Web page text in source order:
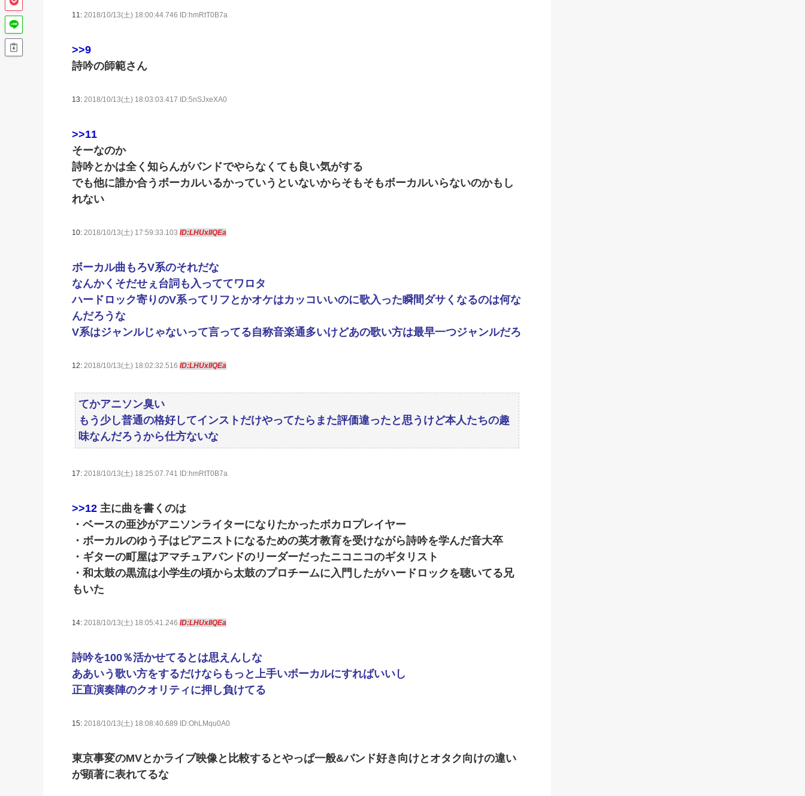
11: 2018/10/13(土) 18:00:44.746 ID:hmRtT0B7a
>>9
詩吟の師範さん
13: 2018/10/13(土) 18:03:03.417 ID:5nSJxeXA0
>>11
そーなのか
詩吟とかは全く知らんがバンドでやらなくても良い気がする
でも他に誰か合うボーカルいるかっていうといないからそもそもボーカルいらないのかもし
れない
10: 2018/10/13(土) 17:59:33.103 ID:LHUxIlQEa
ボーカル曲もろV系のそれだな
なんかくそだせぇ台詞も入っててワロタ
ハードロック寄りのV系ってリフとかオケはカッコいいのに歌入った瞬間ダサくなるのは何な
んだろうな
V系はジャンルじゃないって言ってる自称音楽通多いけどあの歌い方は最早一つジャンルだろ
12: 2018/10/13(土) 18:02:32.516 ID:LHUxIlQEa
てかアニソン臭い
もう少し普通の格好してインストだけやってたらまた評価違ったと思うけど本人たちの趣
味なんだろうから仕方ないな
17: 2018/10/13(土) 18:25:07.741 ID:hmRtT0B7a
>>12 主に曲を書くのは
・ベースの亜沙がアニソンライターになりたかったボカロプレイヤー
・ボーカルのゆう子はピアニストになるための英才教育を受けながら詩吟を学んだ音大卒
・ギターの町屋はアマチュアバンドのリーダーだったニコニコのギタリスト
・和太鼓の黒流は小学生の頃から太鼓のプロチームに入門したがハードロックを聴いてる兄
もいた
14: 2018/10/13(土) 18:05:41.246 ID:LHUxIlQEa
詩吟を100％活かせてるとは思えんしな
ああいう歌い方をするだけならもっと上手いボーカルにすればいいし
正直演奏陣のクオリティに押し負けてる
15: 2018/10/13(土) 18:08:40.689 ID:OhLMqu0A0
東京事変のMVとかライブ映像と比較するとやっぱ一般&バンド好き向けとオタク向けの違い
が顕著に表れてるな